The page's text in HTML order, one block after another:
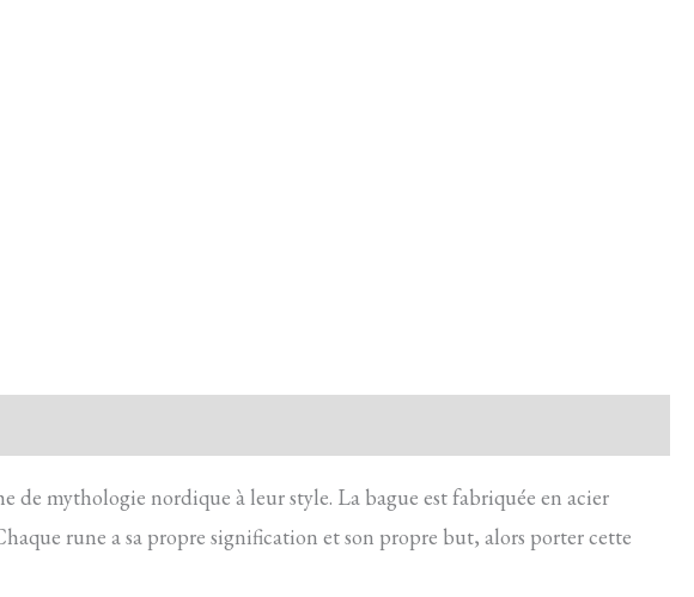
mythologie nordique à leur style. La bague est fabriquée en acier
rune a sa propre signification et son propre but, alors porter cette